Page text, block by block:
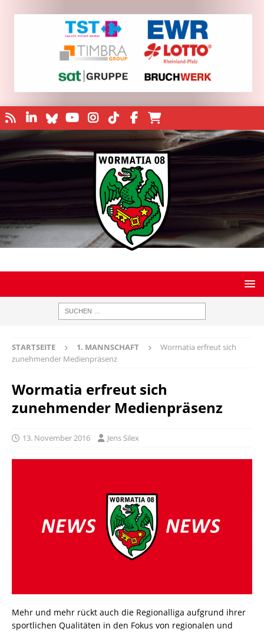
STARTSEITE 1. MANNSCHAFT
Wormatia erfreut sich
zunehmender Medienpräsenz
Wormatia erfreut sich
zunehmender Medienpräsenz
13. November 2016 Jens Silex
Mehr und mehr rückt auch die Regionalliga aufgrund ihrer
sportlichen Qualitäten in den Fokus von regionalen und